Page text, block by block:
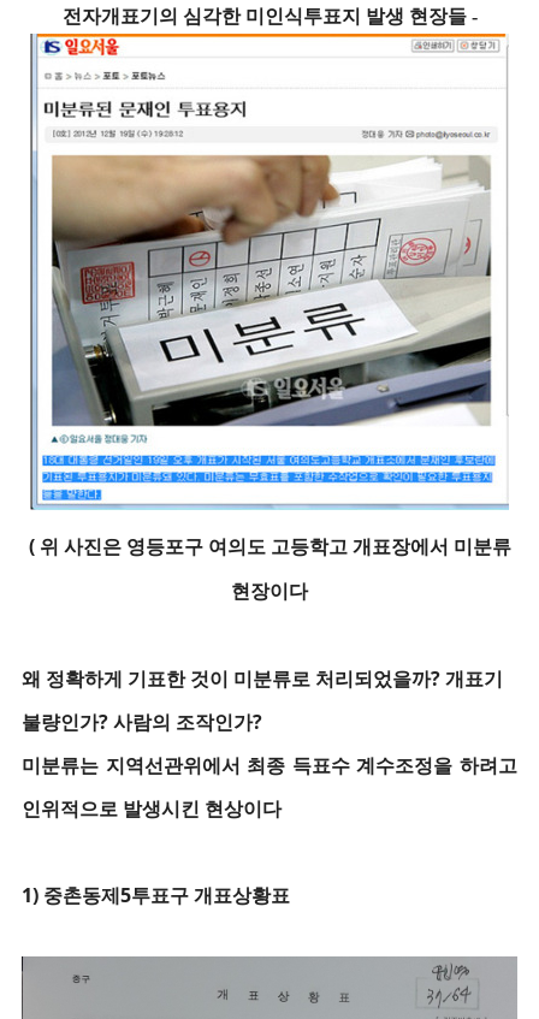
전자개표기의 심각한 미인식투표지 발생 현장들 -
( 위 사진은 영등포구 여의도 고등학고 개표장에서 미분류
현장이다
왜 정확하게 기표한 것이 미분류로 처리되었을까? 개표기
불량인가? 사람의 조작인가?
미분류는 지역선관위에서 최종 득표수 계수조정을 하려고
인위적으로 발생시킨 현상이다
1) 중촌동제5투표구 개표상황표